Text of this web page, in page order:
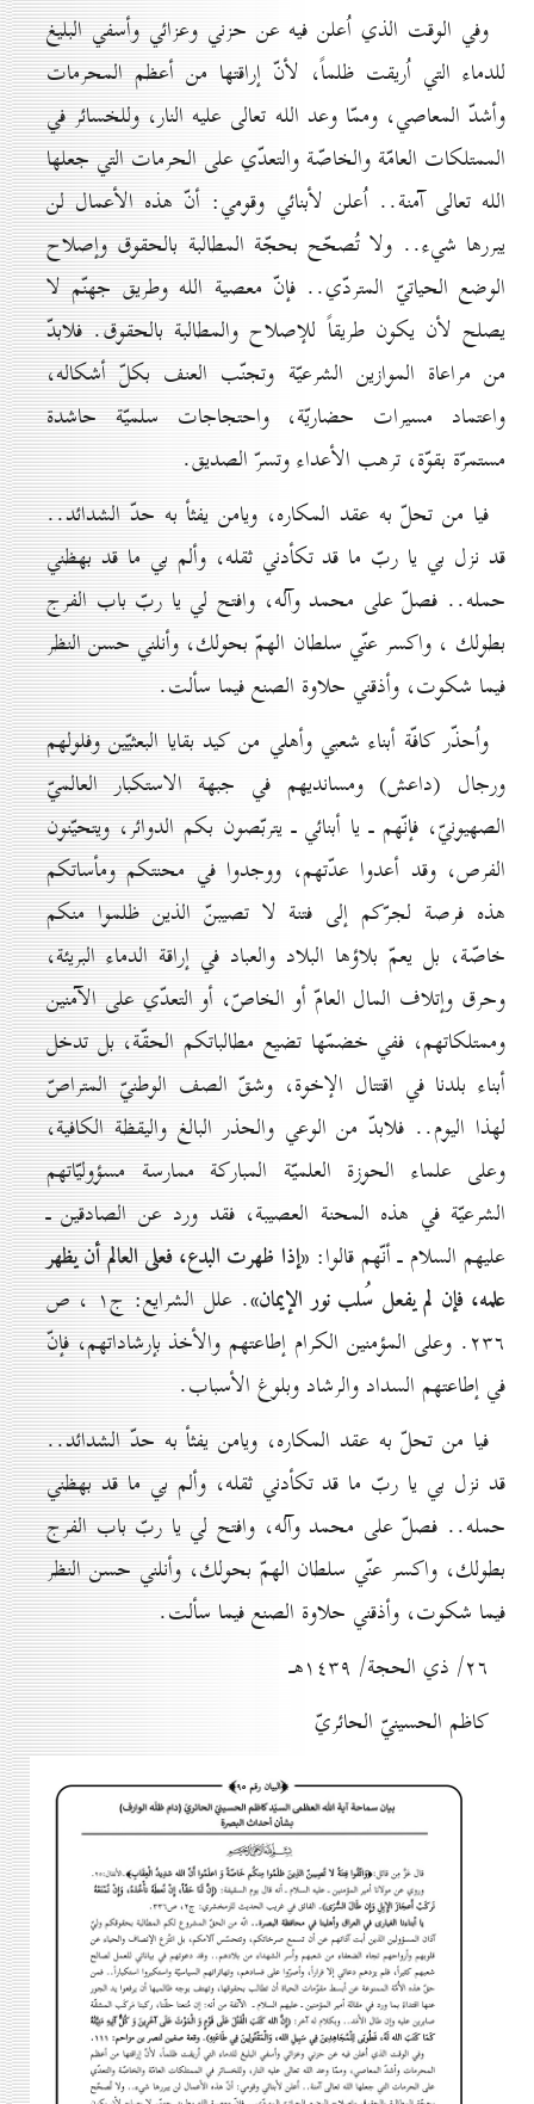
وفي الوقت الذي اُعلن فيه عن حزني وعزائي وأسفي البليغ
للدماء التي اُريقت ظلماً، لأنّ إراقتها من أعظم المحرمات
وأشدّ المعاصي، وممّا وعد الله تعالى عليه النار، وللخسائر في
الممتلكات العامّة والخاصّة والتعدّي على الحرمات التي جعلها
الله تعالى آمنة.. اُعلن لأبنائي وقومي: أنّ هذه الأعمال لن
يبررها شيء.. ولا تُصحّح بحجّة المطالبة بالحقوق وإصلاح
الوضع الحياتيّ المتردّي.. فإنّ معصية الله وطريق جهنّم لا
يصلح لأن يكون طريقاً للإصلاح والمطالبة بالحقوق. فلابدّ
من مراعاة الموازين الشرعيّة وتجنّب العنف بكلّ أشكاله،
واعتماد مسيرات حضاريّة، واحتجاجات سلميّة حاشدة
مستمرّة بقوّة، ترهب الأعداء وتسرّ الصديق.
فيا من تحلّ به عقد المكاره، ويامن يفثأ به حدّ الشدائد..
قد نزل بي يا ربّ ما قد تكأدني ثقله، وألم بي ما قد بهظني
حمله.. فصلّ على محمد وآله، وافتح لي يا ربّ باب الفرج
بطولك ، واكسر عنّي سلطان الهمّ بحولك، وأنلني حسن النظر
فيما شكوت، وأذقني حلاوة الصنع فيما سألت.
واُحذّر كافّة أبناء شعبي وأهلي من كيد بقايا البعثيّين وفلولهم
ورجال (داعش) ومسانديهم في جبهة الاستكبار العالميّ
الصهيونيّ، فإنّهم ـ يا أبنائي ـ يتربّصون بكم الدوائر، ويتحيّنون
الفرص، وقد أعدوا عدّتهم، ووجدوا في محنتكم ومأساتكم
هذه فرصة لجرّكم إلى فتنة لا تصيبنّ الذين ظلموا منكم
خاصّة، بل يعمّ بلاؤها البلاد والعباد في إراقة الدماء البريئة،
وحرق وإتلاف المال العامّ أو الخاصّ، أو التعدّي على الآمنين
وممتلكاتهم، ففي خضمّها تضيع مطالباتكم الحقّة، بل تدخل
أبناء بلدنا في اقتتال الإخوة، وشقّ الصف الوطنيّ المتراصّ
لهذا اليوم.. فلابدّ من الوعي والحذر البالغ واليقظة الكافية،
وعلى علماء الحوزة العلميّة المباركة ممارسة مسؤوليّاتهم
الشرعيّة في هذه المحنة العصيبة، فقد ورد عن الصادقين ـ
عليهم السلام ـ أنّهم قالوا:«إذا ظهرت البدع، فعلى العالم أن يظهر
علمه، فإن لم يفعل سُلب نور الإيمان»
. علل الشرايع: ج١ ، ص
٢٣٦. وعلى المؤمنين الکرام إطاعتهم والأخذ بإرشاداتهم، فإنّ
في إطاعتهم السداد والرشاد وبلوغ الأسباب.
فيا من تحلّ به عقد المكاره، ويامن يفثأ به حدّ الشدائد..
قد نزل بي يا ربّ ما قد تكأدني ثقله، وألم بي ما قد بهظني
حمله.. فصلّ على محمد وآله، وافتح لي يا ربّ باب الفرج
بطولك، واكسر عنّي سلطان الهمّ بحولك، وأنلني حسن النظر
فيما شكوت، وأذقني حلاوة الصنع فيما سألت.
۲٦/ ذي الحجة/ ۱٤۳۹هـ
كاظم الحسينيّ الحائريّ